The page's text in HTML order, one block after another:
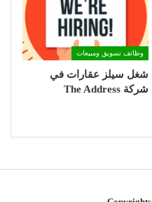
وظائف تسويق ومبيعات
شغل سيلز عقارات في
شركة The Address